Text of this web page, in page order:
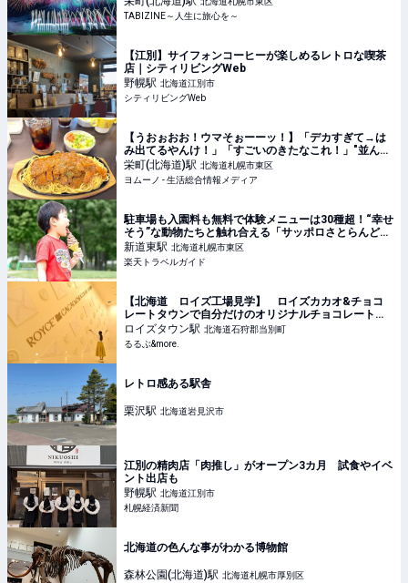
TABIZINE～人生に旅心を～
【江別】サイフォンコーヒーが楽しめるレトロな喫茶
店｜シティリビングWeb
野幌駅 北海道江別市
シティリビングWeb
【うおぉおお！ウマそぉーーッ！】「デカすぎて→は
み出てるやんけ！」「すごいのきたなこれ！」"並んで
も食べたい"釧路市のソウルフード！ | ヨムーノ
栄町(北海道)駅 北海道札幌市東区
ヨムーノ - 生活総合情報メディア
駐車場も入園料も無料で体験メニューは30種超！“幸せ
そう”な動物たちと触れ合える「サッポロさとらんど」
【楽天トラベル】
新道東駅 北海道札幌市東区
楽天トラベルガイド
【北海道 ロイズ工場見学】 ロイズカカオ&チョコ
レートタウンで自分だけのオリジナルチョコレートを
作ろう！｜るるぶ&more.
ロイズタウン駅 北海道石狩郡当別町
るるぶ&more.
レトロ感ある駅舎
栗沢駅 北海道岩見沢市
江別の精肉店「肉推し」がオープン3カ月 試食やイベ
ント出店も
野幌駅 北海道江別市
札幌経済新聞
北海道の色んな事がわかる博物館
森林公園(北海道)駅 北海道札幌市厚別区